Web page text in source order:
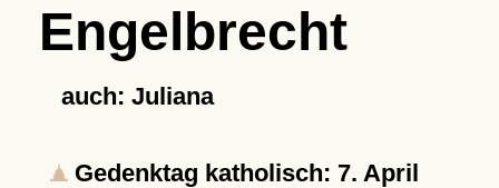
Engelbrecht
auch: Juliana
Gedenktag katholisch: 7. April